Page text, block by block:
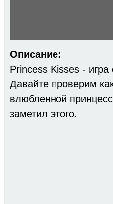
Описание:
Princess Kisses -
Давайте проверим
влюбленной
заметил этого.